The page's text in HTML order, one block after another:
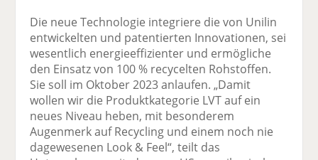
Die neue Technologie integriere die von Unilin
entwickelten und patentierten Innovationen, sei
wesentlich energieeffizienter und ermögliche
den Einsatz von 100 % recycelten Rohstoffen.
Sie soll im Oktober 2023 anlaufen. „Damit
wollen wir die Produktkategorie LVT auf ein
neues Niveau heben, mit besonderem
Augenmerk auf Recycling und einem noch nie
dagewesenen Look & Feel“, teilt das